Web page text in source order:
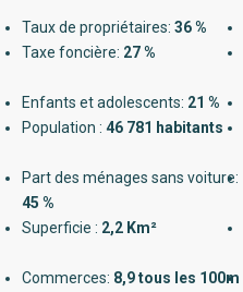
Taux de propriétaires: 36 %
Taxe foncière: 27 %
Enfants et adolescents: 21 %
Population : 46 781 habitants
Part des ménages sans voiture:
45 %
Superficie : 2,2 Km²
Commerces: 8,9 tous les 100m